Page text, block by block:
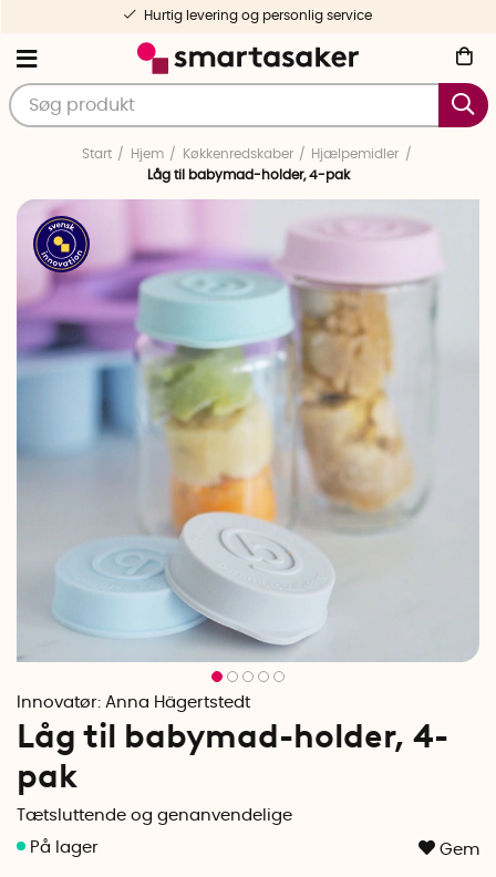
Hurtig levering og personlig service
Start Hjem Køkkenredskaber
Hjælpemidler
Låg til babymad-holder, 4-pak
Innovatør: Anna Hägertstedt
Låg til babymad-holder, 4-
pak
Tætsluttende og genanvendelige
Gem